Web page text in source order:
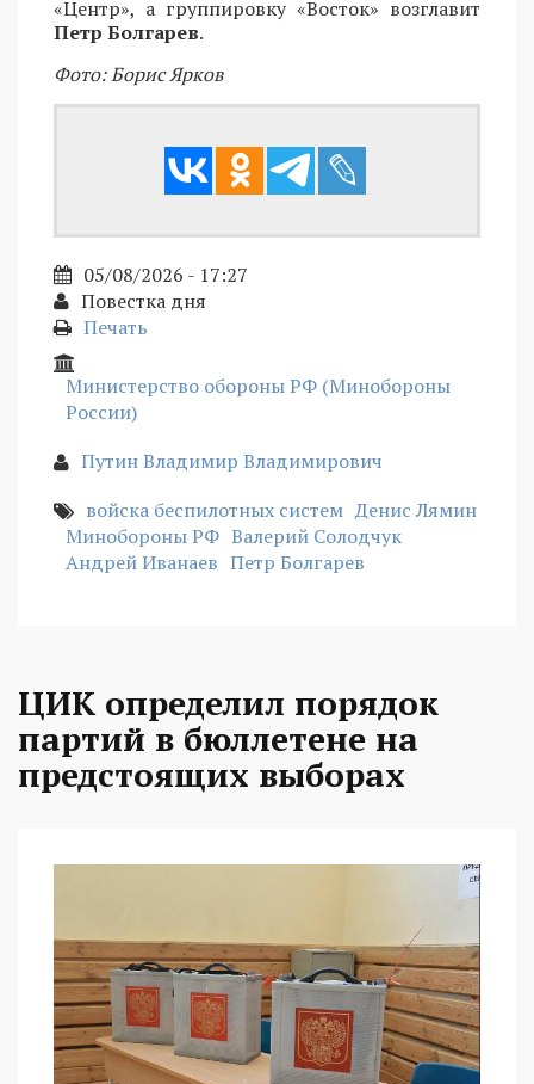
«Центр», а группировку «Восток» возглавит
Петр Болгарев.
Фото: Борис Ярков
05/08/2026 - 17:27
Повестка дня
Печать
Министерство обороны РФ (Минобороны
России)
Путин Владимир Владимирович
войска беспилотных систем Денис Лямин
Минобороны РФ Валерий Солодчук
Андрей Иванаев Петр Болгарев
ЦИК определил порядок
партий в бюллетене на
предстоящих выборах